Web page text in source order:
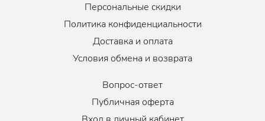
Персональные скидки
Политика конфиденциальности
Доставка и оплата
Условия обмена и возврата
Вопрос-ответ
Публичная оферта